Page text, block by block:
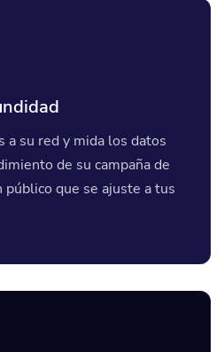
a su red y mida los datos
de su campaña de
público que se ajuste a tus